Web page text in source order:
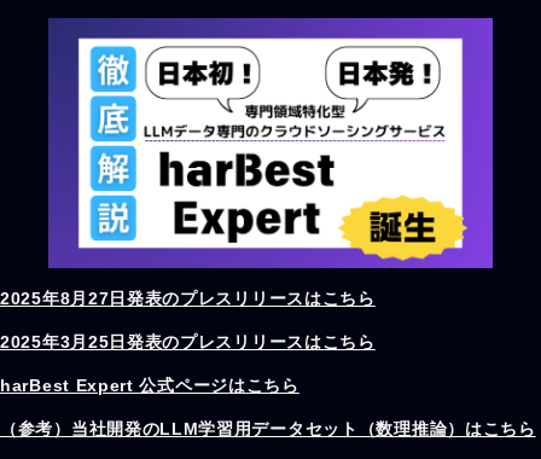
2025年8月27日発表のプレスリリースはこちら
2025年3月25日発表のプレスリリースはこちら
harBest Expert 公式ページはこちら
（参考）当社開発のLLM学習用データセット（数理推論）はこちら